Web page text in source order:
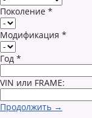
Поколение *
Модификация *
Год *
VIN или FRAME:
Продолжить →